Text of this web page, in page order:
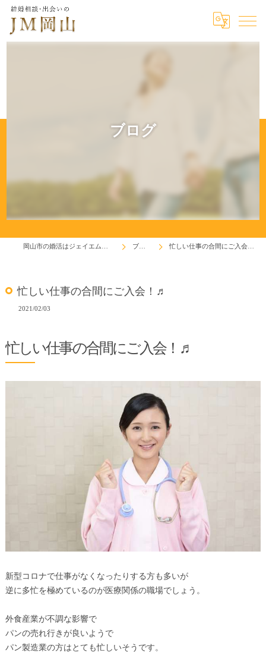
ブログ
ブログ 忙しい仕事の合間にご入会！♬
忙しい仕事の合間にご入会！♬
2021/02/03
忙しい仕事の合間にご入会！♬
新型コロナで仕事がなくなったりする方も多いが
逆に多忙を極めているのが医療関係の職場でしょう。
外食産業が不調な影響で
パンの売れ行きが良いようで
パン製造業の方はとても忙しいそうです。